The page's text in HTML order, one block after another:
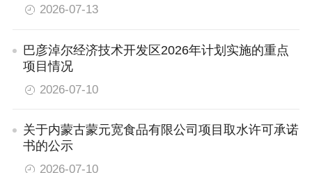
2026-07-13
巴彦淖尔经济技术开发区2026年计划实施的重点
项目情况
2026-07-10
关于内蒙古蒙元宽食品有限公司项目取水许可承诺
书的公示
2026-07-10